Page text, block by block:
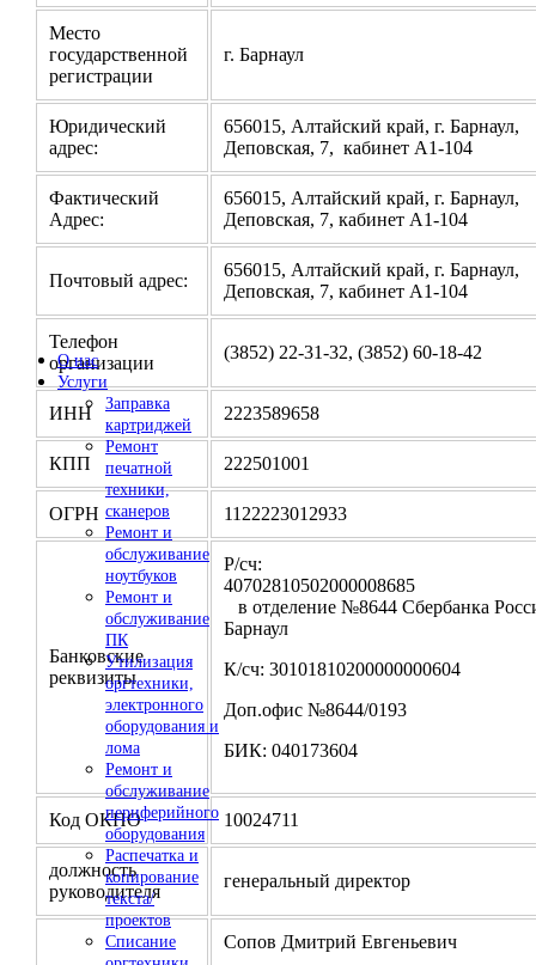
О нас
Услуги
Заправка
картриджей
Ремонт
печатной
техники,
сканеров
Ремонт и
обслуживание
ноутбуков
Ремонт и
обслуживание
ПК
Утилизация
оргтехники,
электронного
оборудования и
лома
Ремонт и
обслуживание
периферийного
оборудования
Распечатка и
копирование
текста/
проектов
Списание
Место
государственной
регистрации
г. Барнаул
Юридический
адрес:
656015, Алтайский край, г. Барнаул,
Деповская, 7, кабинет А1-104
Фактический
Адрес:
656015, Алтайский край, г. Барнаул,
Деповская, 7, кабинет А1-104
Почтовый адрес:
656015, Алтайский край, г. Барнаул,
Деповская, 7, кабинет А1-104
Телефон
организации
(3852) 22-31-32, (3852) 60-18-42
ИНН 2223589658
КПП 222501001
ОГРН 1122223012933
Банковские
реквизиты
Р/сч:
в отделение №8644 Сбербанка
Барнаул
К/сч: 30101810200000000604
Доп.офис №8644/0193
БИК: 040173604
Код ОКПО 10024711
должность
руководителя
генеральный директор
Сопов Дмитрий Евгеньевич